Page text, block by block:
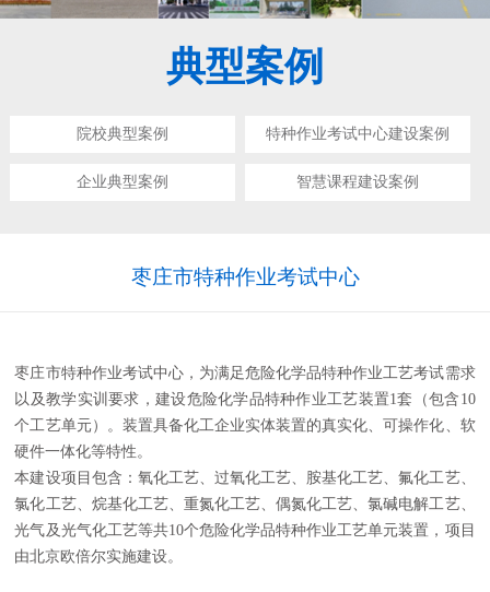
典型案例
院校典型案例 特种作业考试中心建设案例
企业典型案例 智慧课程建设案例
枣庄市特种作业考试中心
枣庄市特种作业考试中心，为满足危险化学品特种作业工艺考试需求
以及教学实训要求，建设危险化学品特种作业工艺装置1套（包含10
个工艺单元）。装置具备化工企业实体装置的真实化、可操作化、软
硬件一体化等特性。
本建设项目包含：氧化工艺、过氧化工艺、胺基化工艺、氟化工艺、
氯化工艺、烷基化工艺、重氮化工艺、偶氮化工艺、氯碱电解工艺、
光气及光气化工艺等共10个危险化学品特种作业工艺单元装置，项目
由北京欧倍尔实施建设。